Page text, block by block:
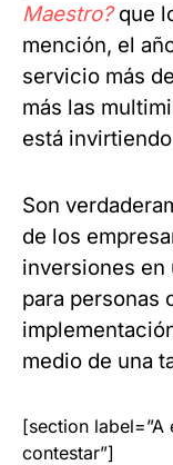
Maestro?que
mención, el
servicio más
más las
está
Son
de los
inversiones en
para personas
medio de una
[section label=”A
contestar”]